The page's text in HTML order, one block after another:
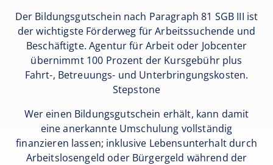
Der Bildungsgutschein nach Paragraph 81 SGB III ist
der wichtigste Förderweg für Arbeitssuchende und
Beschäftigte. Agentur für Arbeit oder Jobcenter
übernimmt 100 Prozent der Kursgebühr plus
Fahrt-, Betreuungs- und Unterbringungskosten.
Stepstone
Wer einen Bildungsgutschein erhält, kann damit
eine anerkannte Umschulung vollständig
finanzieren lassen; inklusive Lebensunterhalt durch
Arbeitslosengeld oder Bürgergeld während der